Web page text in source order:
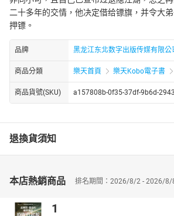
二十多年的交情，他决定借给镖旗，并令大
押镖。
品牌 黑龙江东北数字出版传媒有限公
商品分類 樂天首頁 樂天Kobo電子書
商品貨號(SKU) a157808b-0f35-37df-9b6d-
退換貨須知
本店熱銷商品 排名期間：2026/8/2 - 2026/8/
1